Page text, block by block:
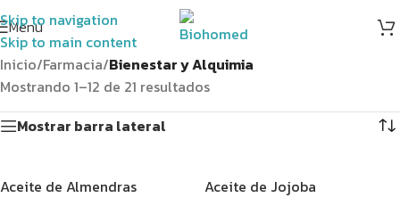
Skip to navigation
Skip to main content
Menú
Inicio/Farmacia/Bienestar y Alquimia
Mostrando 1–12 de 21 resultados
Mostrar barra lateral
Aceite de Almendras
Aceite de Jojoba